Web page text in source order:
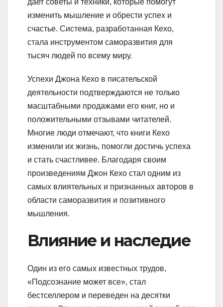
изменить мышление и обрести успех и
счастье. Система, разработанная Кехо,
стала инструментом саморазвития для
тысяч людей по всему миру.
Успехи Джона Кехо в писательской
деятельности подтверждаются не только
масштабными продажами его книг, но и
положительными отзывами читателей.
Многие люди отмечают, что книги Кехо
изменили их жизнь, помогли достичь успеха
и стать счастливее. Благодаря своим
произведениям Джон Кехо стал одним из
самых влиятельных и признанных авторов в
области саморазвития и позитивного
мышления.
Влияние и наследие
Один из его самых известных трудов,
«Подсознание может все», стал
бестселлером и переведен на десятки